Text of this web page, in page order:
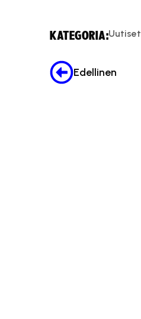
KATEGORIA:Uutiset
Edellinen